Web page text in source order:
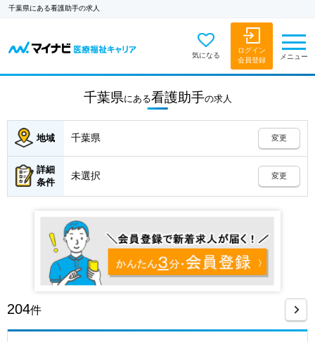
千葉県にある看護助手の求人
気になる
ログイン
会員登録
メニュー
千葉県にある看護助手の求人
地域 千葉県 変更
詳細
条件
未選択 変更
204件